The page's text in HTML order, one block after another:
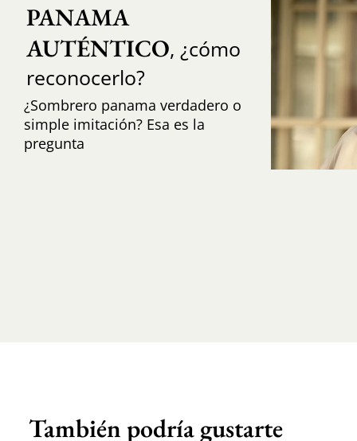
PANAMA
AUTÉNTICO, ¿cómo
reconocerlo?
¿Sombrero panama verdadero o
simple imitación? Esa es la
pregunta
También podría gustarte